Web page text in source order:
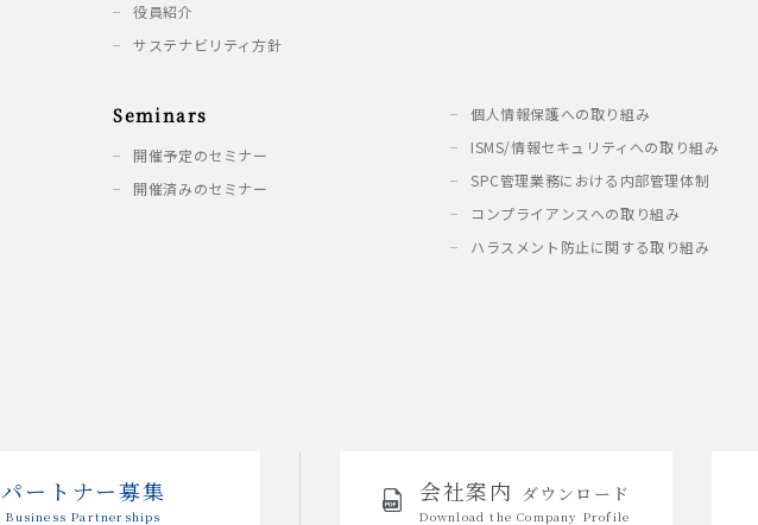
役員紹介
サステナビリティ方針
Seminars
開催予定のセミナー
開催済みのセミナー
個人情報保護への取り組み
ISMS/情報セキュリティへの取り組み
SPC管理業務における内部管理体制
コンプライアンスへの取り組み
ハラスメント防止に関する取り組み
パートナー募集
Business Partnerships
会社案内 ダウンロード
Download theCompany Profile